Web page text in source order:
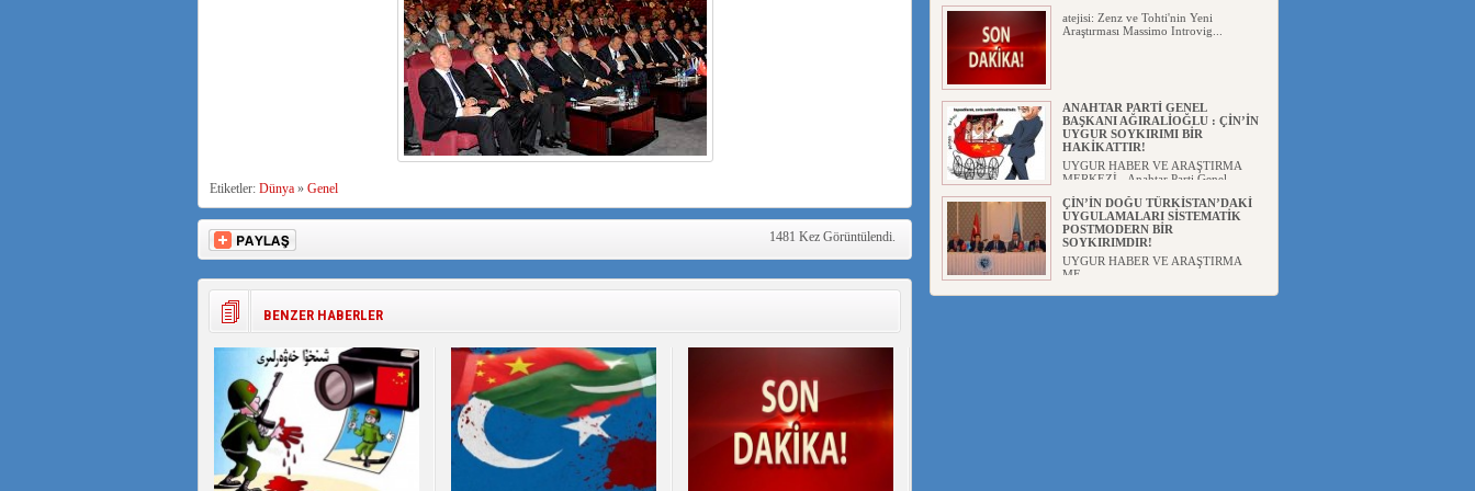
Etiketler: Dünya» Genel
1481 Kez Görüntülendi.
BENZER HABERLER
atejisi: Zenz ve Tohti'nin Yeni
Araştırması Massimo Introvig...
ANAHTAR PARTİ GENEL
BAŞKANI AĞIRALİOĞLU : ÇİN’İN
UYGUR SOYKIRIMI BİR
HAKİKATTIR!
UYGUR HABER VE ARAŞTIRMA
MERKEZİ Anahtar Parti Genel
ÇİN’İN DOĞU TÜRKİSTAN’DAKİ
UYGULAMALARI SİSTEMATİK
POSTMODERN BİR
SOYKIRIMDIR!
UYGUR HABER VE ARAŞTIRMA
ME...
DİYANET AKADEMİSİ BAŞKANI